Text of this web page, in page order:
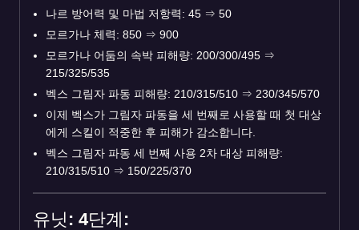
나르 방어력 및 마법 저항력: 45 ⇒ 50
모르가나 체력: 850 ⇒ 900
모르가나 어둠의 속박 피해량: 200/300/495 ⇒
215/325/535
벡스 그림자 파동 피해량: 210/315/510 ⇒ 230/345/570
이제 벡스가 그림자 파동을 세 번째로 사용할 때 첫 대상
에게 스킬이 적중한 후 피해가 감소합니다.
벡스 그림자 파동 세 번째 사용 2차 대상 피해량:
210/315/510 ⇒ 150/225/370
유닛: 4단계: